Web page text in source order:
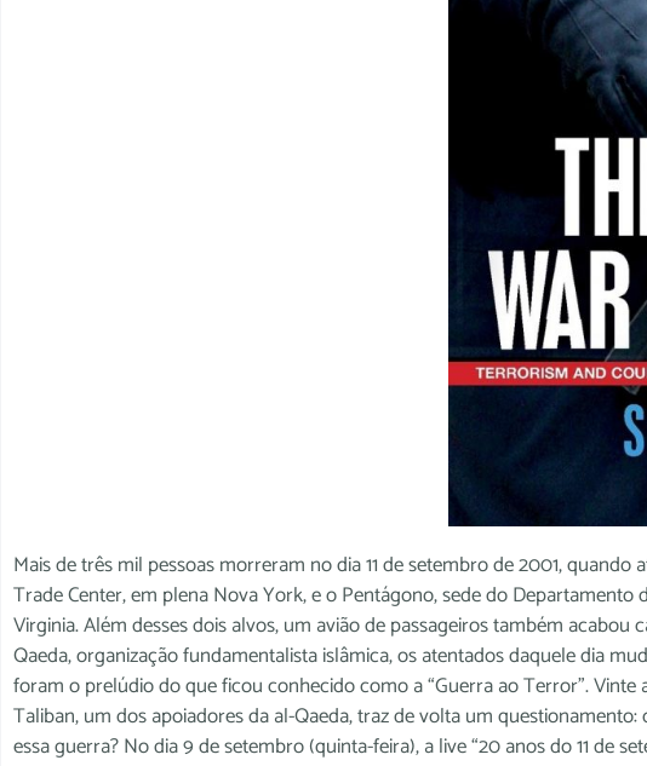
Mais de três mil pessoas morreram no dia 11 de setembro de 2001,
Trade Center, em plena Nova York, e o Pentágono, sede do Departamento
Virginia. Além desses dois alvos, um avião de passageiros também acabou
Qaeda, organização fundamentalista islâmica, os atentados daquele dia
foram o prelúdio do que ficou conhecido como a “Guerra ao Terror”.
Taliban, um dos apoiadores da al-Qaeda, traz de volta um
essa guerra? No dia 9 de setembro (quinta-feira), a live “20 anos do 11 de